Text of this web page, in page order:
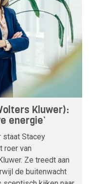
Kluwer):
energie’
staat Stacey
roer van
Ze treedt aan
de buitenwacht